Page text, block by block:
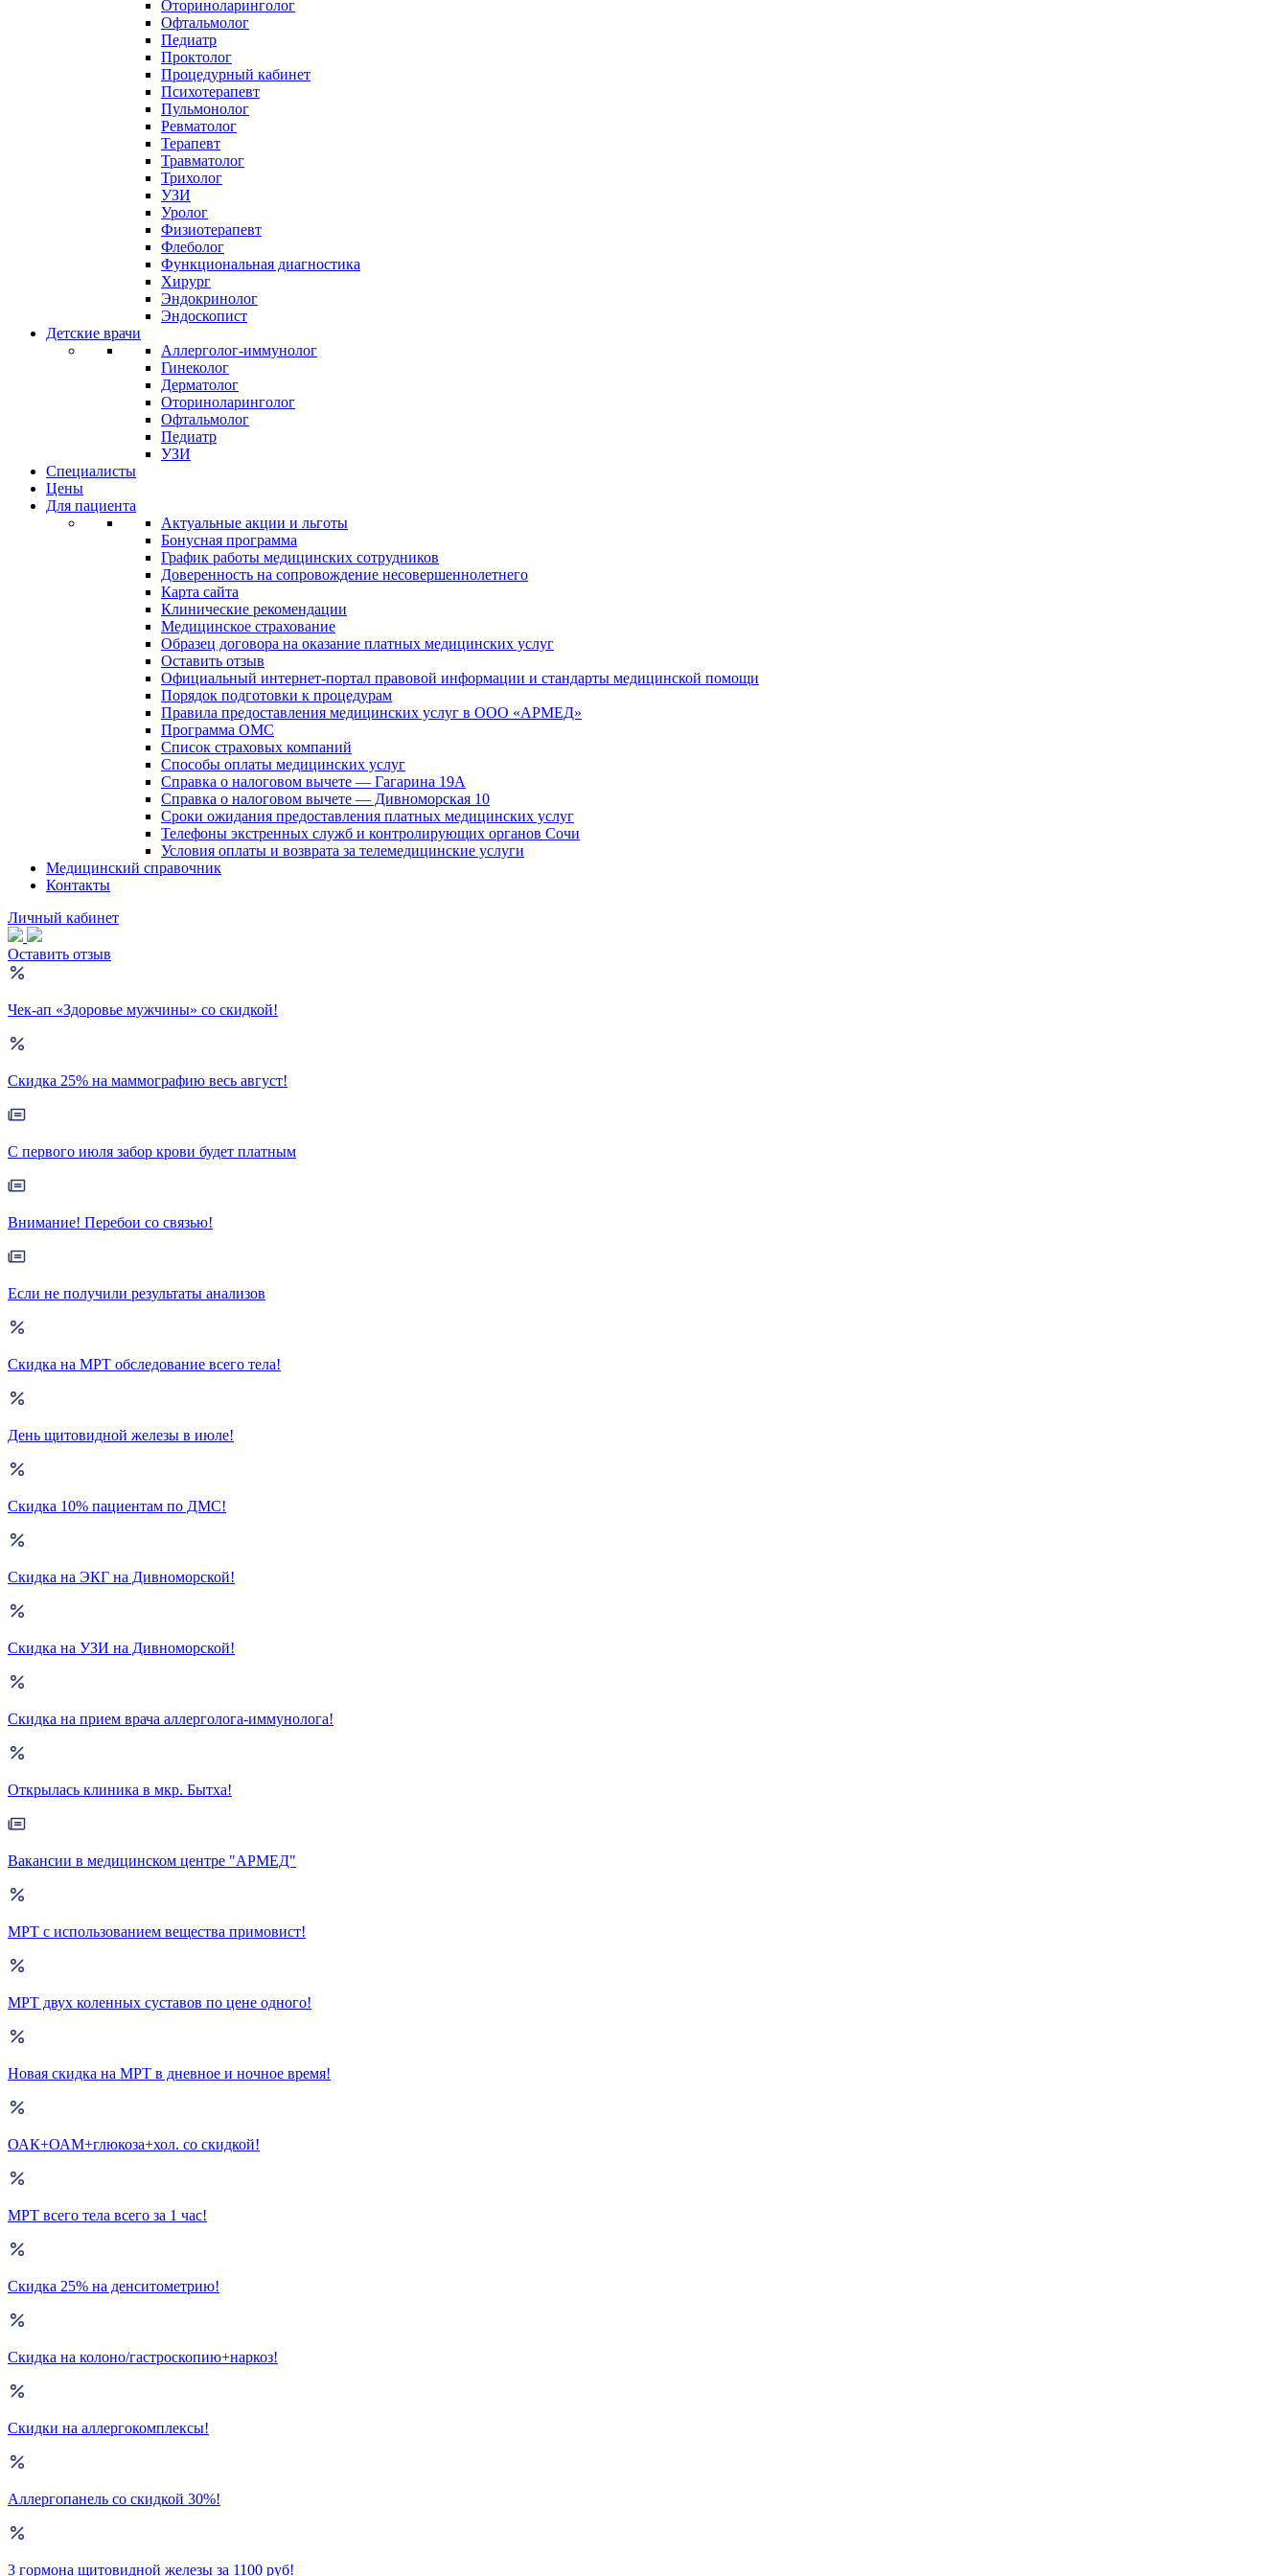
Оториноларинголог
Офтальмолог
Педиатр
Проктолог
Процедурный кабинет
Психотерапевт
Пульмонолог
Ревматолог
Терапевт
Травматолог
Трихолог
УЗИ
Уролог
Физиотерапевт
Флеболог
Функциональная диагностика
Хирург
Эндокринолог
Эндоскопист
Детские врачи
Аллерголог-иммунолог
Гинеколог
Дерматолог
Оториноларинголог
Офтальмолог
Педиатр
УЗИ
Специалисты
Цены
Для пациента
Актуальные акции и льготы
Бонусная программа
График работы медицинских сотрудников
Доверенность на сопровождение несовершеннолетнего
Карта сайта
Клинические рекомендации
Медицинское страхование
Образец договора на оказание платных медицинских услуг
Оставить отзыв
Официальный интернет-портал правовой информации и стандарты медицинской помощи
Порядок подготовки к процедурам
Правила предоставления медицинских услуг в ООО «АРМЕД»
Программа ОМС
Список страховых компаний
Способы оплаты медицинских услуг
Справка о налоговом вычете — Гагарина 19А
Справка о налоговом вычете — Дивноморская 10
Сроки ожидания предоставления платных медицинских услуг
Телефоны экстренных служб и контролирующих органов Сочи
Условия оплаты и возврата за телемедицинские услуги
Медицинский справочник
Контакты
Личный кабинет
Оставить отзыв
Чек-ап «Здоровье мужчины» со скидкой!
Скидка 25% на маммографию весь август!
С первого июля забор крови будет платным
Внимание! Перебои со связью!
Если не получили результаты анализов
Скидка на МРТ обследование всего тела!
День щитовидной железы в июле!
Скидка 10% пациентам по ДМС!
Скидка на ЭКГ на Дивноморской!
Скидка на УЗИ на Дивноморской!
Скидка на прием врача аллерголога-иммунолога!
Открылась клиника в мкр. Бытха!
Вакансии в медицинском центре "АРМЕД"
МРТ с использованием вещества примовист!
МРТ двух коленных суставов по цене одного!
Новая скидка на МРТ в дневное и ночное время!
ОАК+ОАМ+глюкоза+хол. со скидкой!
МРТ всего тела всего за 1 час!
Скидка 25% на денситометрию!
Скидка на колоно/гастроскопию+наркоз!
Скидки на аллергокомплексы!
Аллергопанель со скидкой 30%!
3 гормона щитовидной железы за 1100 руб!